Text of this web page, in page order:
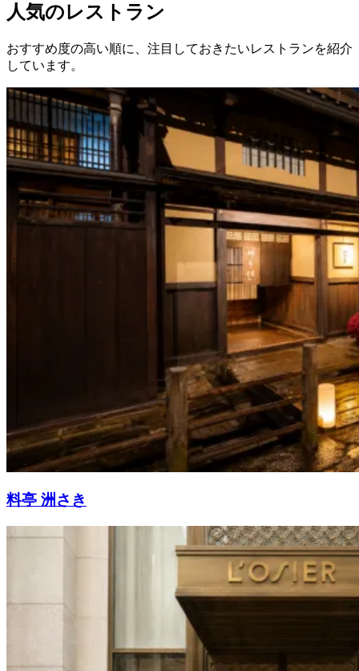
人気のレストラン
おすすめ度の高い順に、注目しておきたいレストランを紹介
しています。
料亭 洲さき